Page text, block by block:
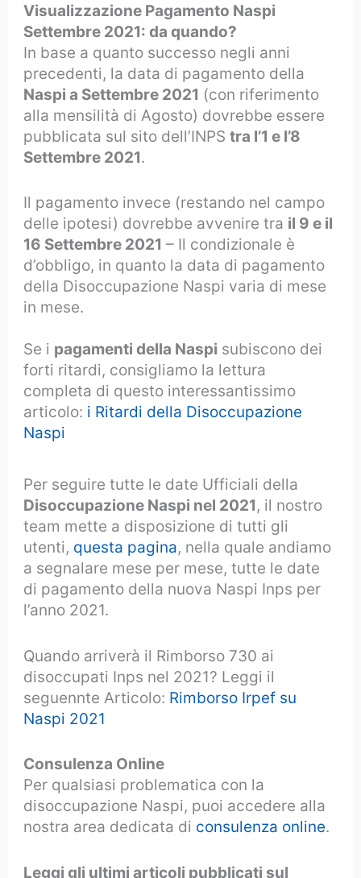
Visualizzazione Pagamento Naspi
Settembre 2021: da quando?
In base a quanto successo negli anni
precedenti, la data di pagamento della
Naspi a Settembre 2021 (con riferimento
alla mensilità di Agosto) dovrebbe essere
pubblicata sul sito dell’INPStra l’1 e l’8
Settembre 2021.
Il pagamento invece (restando nel campo
delle ipotesi) dovrebbe avvenire tra il 9 e il
16 Settembre 2021 – Il condizionale è
d’obbligo, in quanto la data di pagamento
della Disoccupazione Naspi varia di mese
in mese.
Se i pagamenti della Naspi subiscono dei
forti ritardi, consigliamo la lettura
completa di questo interessantissimo
articolo: i Ritardi della Disoccupazione
Naspi
Per seguire tutte le date Ufficiali della
Disoccupazione Naspi nel 2021, il nostro
team mette a disposizione di tutti gli
utenti, questa pagina, nella quale andiamo
a segnalare mese per mese, tutte le date
di pagamento della nuova Naspi Inps per
l’anno 2021.
Quando arriverà il Rimborso 730 ai
disoccupati Inps nel 2021? Leggi il
seguennte Articolo: Rimborso Irpef su
Naspi 2021
Consulenza Online
Per qualsiasi problematica con la
disoccupazione Naspi, puoi accedere alla
nostra area dedicata di consulenza online.
Leggi gli ultimi articoli pubblicati sul